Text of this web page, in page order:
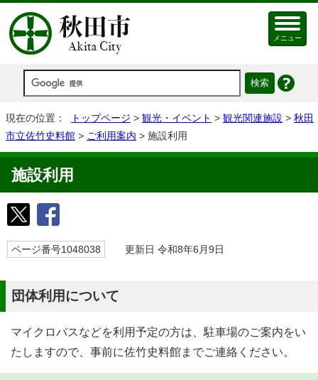
メニュー
現在の位置： トップページ > 観光・イベント > 観光関連施設 > 秋田
市立佐竹史料館 > ご利用案内 > 施設利用
施設利用
ページ番号1048038 更新日 令和8年6月9日
団体利用について
マイクロバスなどを利用予定の方は、駐車場のご案内をい
たしますので、事前に佐竹史料館までご連絡ください。